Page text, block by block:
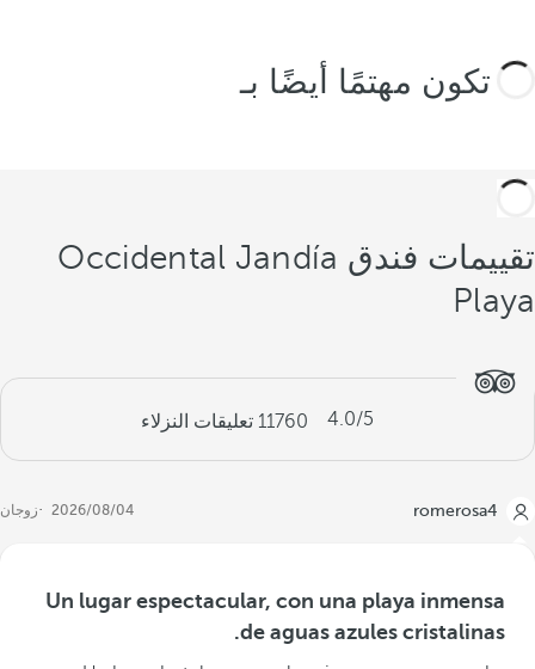
قد تكون مهتمًا أيضًا بـ
تقييمات فندق Occidental Jandía
Playa
4.0/5
11760 تعليقات النزلاء
romerosa4
04‏/08‏/2026 زوجان
Un lugar espectacular, con una playa inmensa
de aguas azules cristalinas.